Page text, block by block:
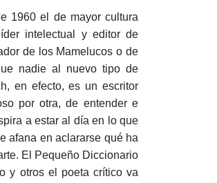
1960 el de mayor cultura
intelectual y editor de
de los Mamelucos o de
nadie al nuevo tipo de
en efecto, es un escritor
por otra, de entender e
a estar al día en lo que
afana en aclararse qué ha
El Pequeño Diccionario
y otros el poeta crítico va